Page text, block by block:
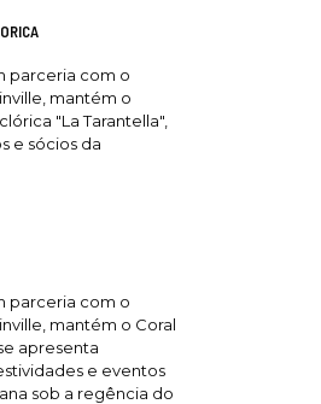
parceria com o
mantém o
"La Tarantella",
e sócios da
parceria com o
mantém o Coral
apresenta
e eventos
sob a regência do